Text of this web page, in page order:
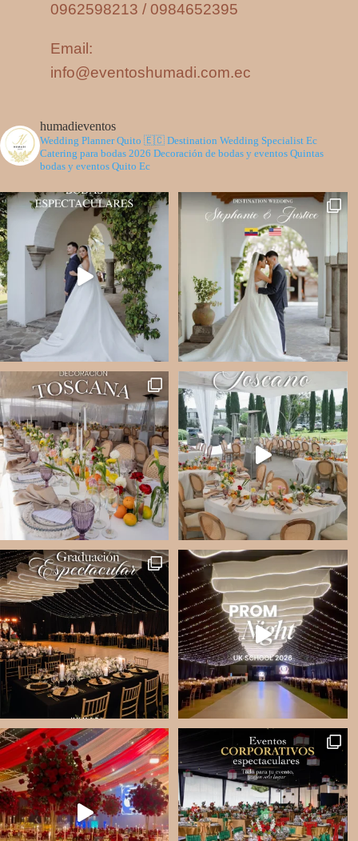
0962598213 / 0984652395
Email:
info@eventoshumadi.com.ec
humadieventos
Wedding Planner Quito 🇪🇨 Destination Wedding Specialist Ec
Catering para bodas 2026 Decoración de bodas y eventos Quintas
bodas y eventos Quito Ec